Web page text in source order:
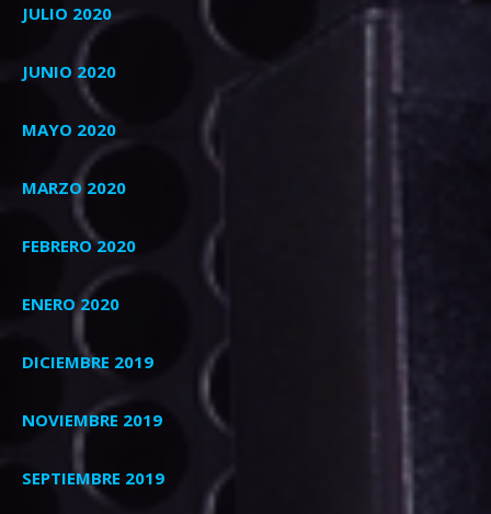
JULIO 2020
JUNIO 2020
MAYO 2020
MARZO 2020
FEBRERO 2020
ENERO 2020
DICIEMBRE 2019
NOVIEMBRE 2019
SEPTIEMBRE 2019